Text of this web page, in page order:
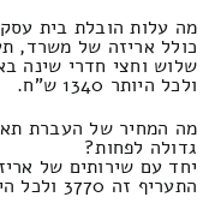
מה עלות הובלת בית עסק 3Xחדר בסביבת אבן יהודה?
כולל אריזה של משרד,
ולכל היותר 1340 ש"ח.
מה המחיר של העברת
גדולה לפחות?
התעריף זה 3770 ולכל היותר 1790 שקלים חדשים.